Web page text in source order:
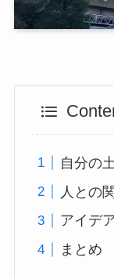
自分の
人との
アイデ
まとめ